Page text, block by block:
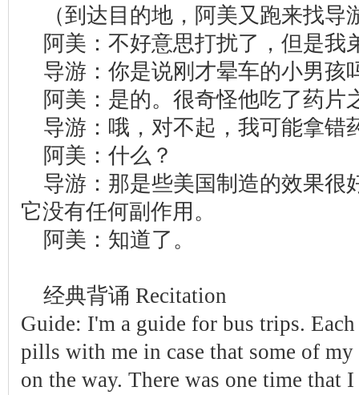
（到达目的地，阿美又跑来找导
阿美：不好意思打扰了，但是我
导游：你是说刚才晕车的小男孩
阿美：是的。很奇怪他吃了药片
导游：哦，对不起，我可能拿错
阿美：什么？
导游：那是些美国制造的效果很
它没有任何副作用。
阿美：知道了。
经典背诵 Recitation
Guide: I'm a guide for bus trips.
pills with me in case that some of
on the way. There was one time that